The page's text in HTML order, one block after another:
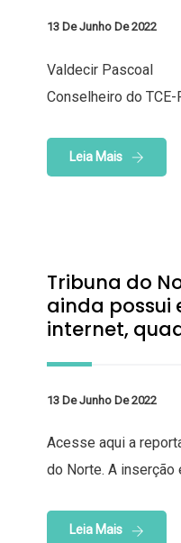
13 De Junho De 2022
Valdecir Pascoal
Conselheiro do TCE-
Leia Mais
Tribuna do
ainda possui
internet,
13 De Junho De 2022
Acesse aqui a
do Norte. A inserção
Leia Mais